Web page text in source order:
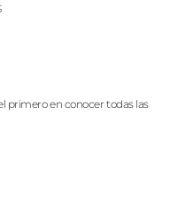
primero en conocer todas las